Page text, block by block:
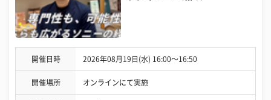
開催日時 2026年08月19日(水) 16:00〜16:50
開催場所 オンラインにて実施